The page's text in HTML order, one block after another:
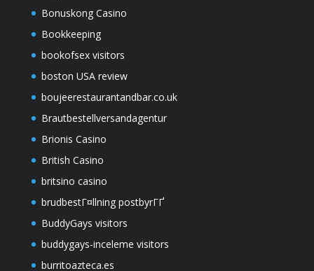
Bonuskong Casino
Bookkeeping
bookofsex visitors
boston USA review
boujeerestaurantandbar.co.uk
Brautbestellversandagentur
Brionis Casino
British Casino
britsino casino
brudbestГ¤llning postbyrГҐ
BuddyGays visitors
buddygays-inceleme visitors
burritoazteca.es